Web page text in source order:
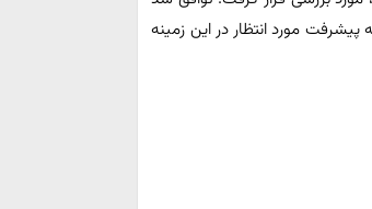
مورد انتظار در این زمینه